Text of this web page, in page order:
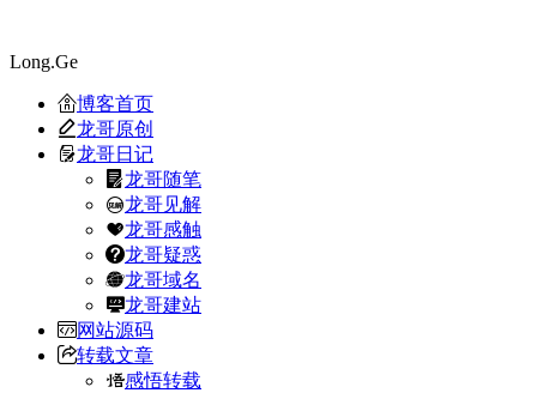
Long.Ge
博客首页
龙哥原创
龙哥日记
龙哥随笔
龙哥见解
龙哥感触
龙哥疑惑
龙哥域名
龙哥建站
网站源码
转载文章
感悟转载